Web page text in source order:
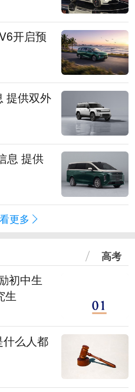
开启预
提供双外
息 提供
更多
高考
初中生
生
么人都